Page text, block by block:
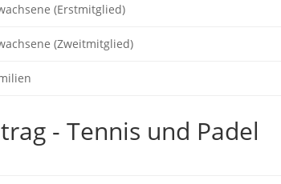
(Erstmitglied)
(Zweitmitglied)
- Tennis und Padel